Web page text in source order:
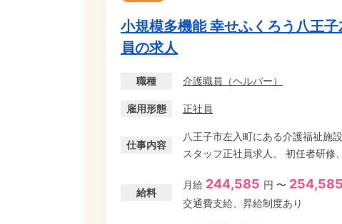
小規模多機能 幸せふくろう八王
員の求人
職種 介護職員（ヘルパー）
雇用形態 正社員
仕事内容
八王子市左入町にある介護福祉施
スタッフ正社員求人。 初任者研修、実務者研修を活かし、正社員として長期安定して働
うに一緒に良い環境を創りあげて
時期は遠慮なくご相談ください。 ◆東京都居住支援特別手当対象求人/月額最大20,000
給料
月給 244,585 円 〜 254,585
交通費支給、昇給制度あり